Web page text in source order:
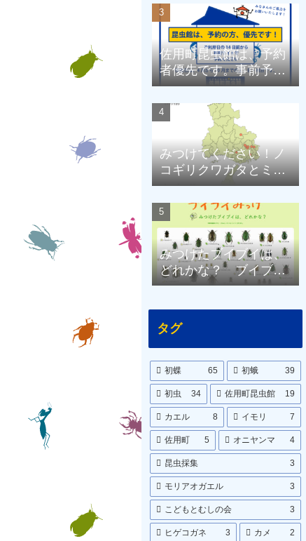
佐用町昆虫館は、予約
者優先です。事前予約
にご協力をお願いしま
す。
みつけてください！ノ
コギリクワガタとミヤ
マクワガタ（兵庫県限
定）
みつけたブイブイは、
どれかな？ ブイブイ
ポスターをつくりまし
タグ
初蝶 65 初蛾 39
初虫 34 佐用町昆虫館 19
カエル 8 イモリ 7
佐用町 5 オニヤンマ 4
昆虫採集 3
モリアオガエル 3
こどもとむしの会 3
ヒゲコガネ 3 カメ 2